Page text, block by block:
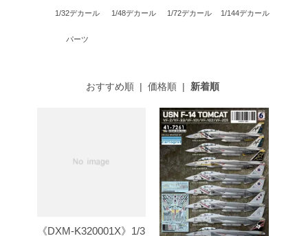
1/32デカール 1/48デカール 1/72デカール 1/144デカール
パーツ
おすすめ順 |価格順 | 新着順
《DXM-K320001X》1/3